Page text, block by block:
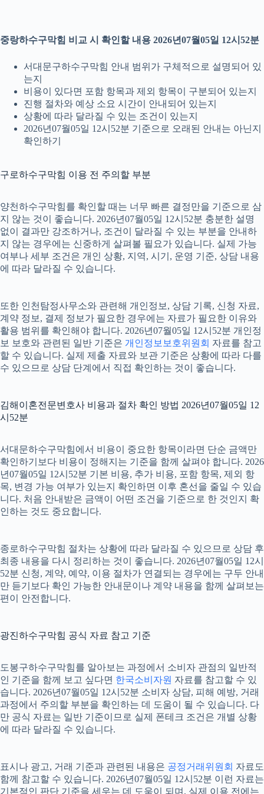
중랑하수구막힘 비교 시 확인할 내용 2026년07월05일 12시52분
서대문구하수구막힘 안내 범위가 구체적으로 설명되어 있
는지
비용이 있다면 포함 항목과 제외 항목이 구분되어 있는지
진행 절차와 예상 소요 시간이 안내되어 있는지
상황에 따라 달라질 수 있는 조건이 있는지
2026년07월05일 12시52분 기준으로 오래된 안내는 아닌지
확인하기
구로하수구막힘 이용 전 주의할 부분
양천하수구막힘를 확인할 때는 너무 빠른 결정만을 기준으로 삼
지 않는 것이 좋습니다. 2026년07월05일 12시52분 충분한 설명
없이 결과만 강조하거나, 조건이 달라질 수 있는 부분을 안내하
지 않는 경우에는 신중하게 살펴볼 필요가 있습니다. 실제 가능
여부나 세부 조건은 개인 상황, 지역, 시기, 운영 기준, 상담 내용
에 따라 달라질 수 있습니다.
또한 인천탐정사무소와 관련해 개인정보, 상담 기록, 신청 자료,
계약 정보, 결제 정보가 필요한 경우에는 자료가 필요한 이유와
활용 범위를 확인해야 합니다. 2026년07월05일 12시52분 개인정
보 보호와 관련된 일반 기준은 개인정보보호위원회 자료를 참고
할 수 있습니다. 실제 제출 자료와 보관 기준은 상황에 따라 다를
수 있으므로 상담 단계에서 직접 확인하는 것이 좋습니다.
김해이혼전문변호사 비용과 절차 확인 방법 2026년07월05일 12
시52분
서대문하수구막힘에서 비용이 중요한 항목이라면 단순 금액만
확인하기보다 비용이 정해지는 기준을 함께 살펴야 합니다. 2026
년07월05일 12시52분 기본 비용, 추가 비용, 포함 항목, 제외 항
목, 변경 가능 여부가 있는지 확인하면 이후 혼선을 줄일 수 있습
니다. 처음 안내받은 금액이 어떤 조건을 기준으로 한 것인지 확
인하는 것도 중요합니다.
종로하수구막힘 절차는 상황에 따라 달라질 수 있으므로 상담 후
최종 내용을 다시 정리하는 것이 좋습니다. 2026년07월05일 12시
52분 신청, 계약, 예약, 이용 절차가 연결되는 경우에는 구두 안내
만 듣기보다 확인 가능한 안내문이나 계약 내용을 함께 살펴보는
편이 안전합니다.
광진하수구막힘 공식 자료 참고 기준
도봉구하수구막힘를 알아보는 과정에서 소비자 관점의 일반적
인 기준을 함께 보고 싶다면 한국소비자원 자료를 참고할 수 있
습니다. 2026년07월05일 12시52분 소비자 상담, 피해 예방, 거래
과정에서 주의할 부분을 확인하는 데 도움이 될 수 있습니다. 다
만 공식 자료는 일반 기준이므로 실제 폰테크 조건은 개별 상황
에 따라 달라질 수 있습니다.
표시나 광고, 거래 기준과 관련된 내용은 공정거래위원회 자료도
함께 참고할 수 있습니다. 2026년07월05일 12시52분 이런 자료는
기본적인 판단 기준을 세우는 데 도움이 되며, 실제 이용 전에는